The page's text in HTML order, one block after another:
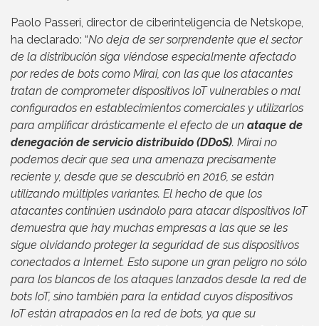
Paolo Passeri, director de ciberinteligencia de Netskope,
ha declarado: “No deja de ser sorprendente que el sector
de la distribución siga viéndose especialmente afectado
por redes de bots como Mirai, con las que los atacantes
tratan de comprometer dispositivos IoT vulnerables o mal
configurados en establecimientos comerciales y utilizarlos
para amplificar drásticamente el efecto de un ataque de
denegación de servicio distribuido (DDoS). Mirai no
podemos decir que sea una amenaza precisamente
reciente y, desde que se descubrió en 2016, se están
utilizando múltiples variantes. El hecho de que los
atacantes continúen usándolo para atacar dispositivos IoT
demuestra que hay muchas empresas a las que se les
sigue olvidando proteger la seguridad de sus dispositivos
conectados a Internet. Esto supone un gran peligro no sólo
para los blancos de los ataques lanzados desde la red de
bots IoT, sino también para la entidad cuyos dispositivos
IoT están atrapados en la red de bots, ya que su